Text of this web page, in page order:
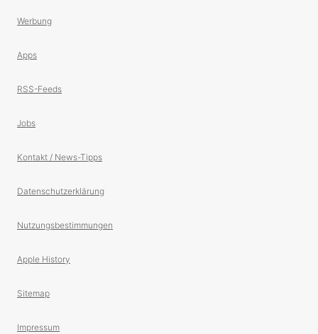
Werbung
Apps
RSS-Feeds
Jobs
Kontakt / News-Tipps
Datenschutzerklärung
Nutzungsbestimmungen
Apple History
Sitemap
Impressum